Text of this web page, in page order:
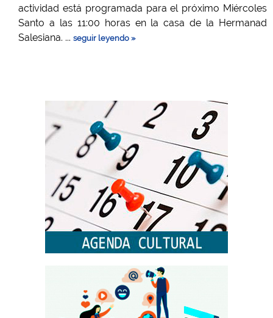
actividad está programada para el próximo Miércoles
Santo a las 11:00 horas en la casa de la Hermanad
Salesiana. ... seguir leyendo »